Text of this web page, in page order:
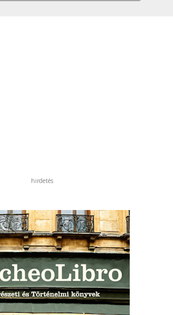
hirdetés